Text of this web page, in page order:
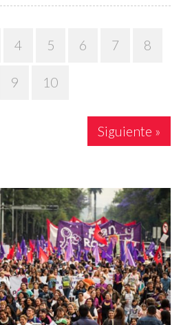
4 5 6 7 8
9 10
Siguiente »